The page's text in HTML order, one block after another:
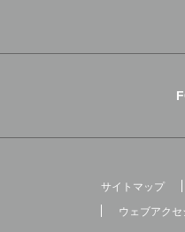
サイトマップ
ウェブアク